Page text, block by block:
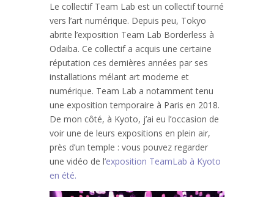
Le collectif Team Lab est un collectif tourné
vers l’art numérique. Depuis peu, Tokyo
abrite l’exposition Team Lab Borderless à
Odaiba. Ce collectif a acquis une certaine
réputation ces dernières années par ses
installations mélant art moderne et
numérique. Team Lab a notamment tenu
une exposition temporaire à Paris en 2018.
De mon côté, à Kyoto, j’ai eu l’occasion de
voir une de leurs expositions en plein air,
près d’un temple : vous pouvez regarder
une vidéo de l’exposition TeamLab à Kyoto
en été.